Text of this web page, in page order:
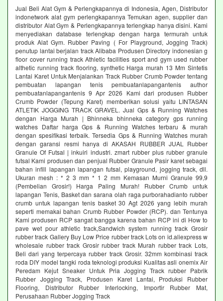
Jual Beli Alat Gym & Perlengkapannya di Indonesia, Agen, Distributor
indonetwork alat gym perlengkapannya Temukan agen, supplier dan
distributor Alat Gym & Perlengkapannya terlengkap hanya disini. Kami
menyediakan database terlengkap dengan harga termurah untuk
produk Alat Gym. Rubber Paving ( For Playground, Jogging Track)
penutup lantai berjalan track Alibaba Produsen Directory indonesian g
floor cover running track Athletic facilities sport and gym used rubber
althetic running track flooring, synthetic Harga murah 13 Mm Sintetis
Lantai Karet Untuk Menjalankan Track Rubber Crumb Powder tentang
pembuatan lapangan tenis pembuatanlapangantenis author
pembuatanlapangantenis 9 Apr 2026 Kami dari produsen Rubber
Crumb Powder (Tepung Karet) memberikan solusi yaitu LINTASAN
ATLETIK JOGGING TRACK GRAVEL. Jual Gps & Running Watches
dengan Harga Murah | Bhinneka bhinneka category gps running
watches Daftar harga Gps & Running Watches terbaru & murah
dengan spesifikasi terbaik. Tersedia Gps & Running Watches murah
dengan garansi resmi hanya di AKASAH RUBBER JUAL Rubber
Granule Of Futsal | inkuiri industri. zmart rubber plus rubber granule
futsal Kami produsen dan penjual Rubber Granule Pasir karet sebagai
bahan infill lapangan lapangan futsal, playground, jogging track, dll.
Ukuran mesh : * 2 3 mm * 1 2 mm Kemasan Murni Granule 99,9
(Pembelian Grosir!) Harga Paling Murah! Rubber Crumb untuk
lapangan Tenis, Basket dan sarana olah raga purborahadianto rubber
crumb untuk lapangan tenis basket 30 Agt 2026 yang lebih murah
seperti memakai bahan Crumb Rubber Powder (RCP). dan Tentunya
Kami produsen RCP sangat bangga karena bahan RCP ini di How to
pave wet pour athletic track,Sandwich system running track Grosir
rubber track Gallery Buy Low Price rubber track Lots on id.aliexpress w
wholesale rubber track Grosir rubber track Murah rubber track Lots,
Beli dari yang terpercaya rubber track Grosir. 32mm kombinasi track
roda DIY model tangki roda teknologi produksi Kualitas asli onemix Air
Peredam Kejut Sneaker Untuk Pria Jogging Track rubber Pabrik
Rubber Jogging Track, Produsen Karet Lantai, Produksi Rubber
Flooring, Distributor Rubber Interlocking, Importir Rubber Mat,
Perusahaan Rubber Jogging Track